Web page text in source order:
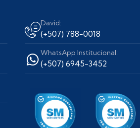
David:
(+507) 788-0018
WhatsApp Institucional:
(+507) 6945-3452